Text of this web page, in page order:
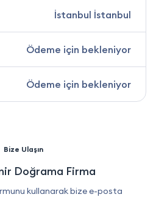
İstanbul İstanbul
Ödeme için bekleniyor
Ödeme için bekleniyor
Bize Ulaşın
Doğrama Firma
kullanarak bize e-posta